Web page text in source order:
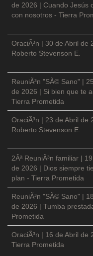
de 2026 | Cuando Jesús
con nosotros - Tierra
OraciÃ³n | 30 de Abril de
Roberto Stevenson E.
ReuniÃ³n "SÃ© Sano" |
de 2026 | Si bien que te
Tierra Prometida
OraciÃ³n | 23 de Abril de
Roberto Stevenson E.
2Âª ReuniÃ³n familiar |
de 2026 | Dios siempre
plan - Tierra Prometida
ReuniÃ³n "SÃ© Sano" |
de 2026 | Tumba
Prometida
OraciÃ³n | 16 de Abril de
Tierra Prometida